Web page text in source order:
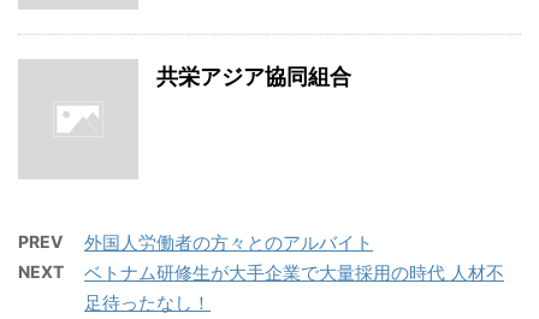
共栄アジア協同組合
PREV 外国人労働者の方々とのアルバイト
NEXT
ベトナム研修生が大手企業で大量採用の時代 人材不
足待ったなし！